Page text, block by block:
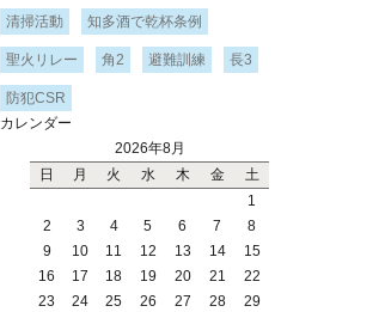
清掃活動 知多酒で乾杯条例
聖火リレー 角2 避難訓練 長3
防犯CSR
カレンダー
2026年8月
日
月 火 水 木 金 土
1
2
3 4 5 6 7
8
9
10 11 12 13 14
15
16
17 18 19 20 21
22
23
24 25 26 27 28
29